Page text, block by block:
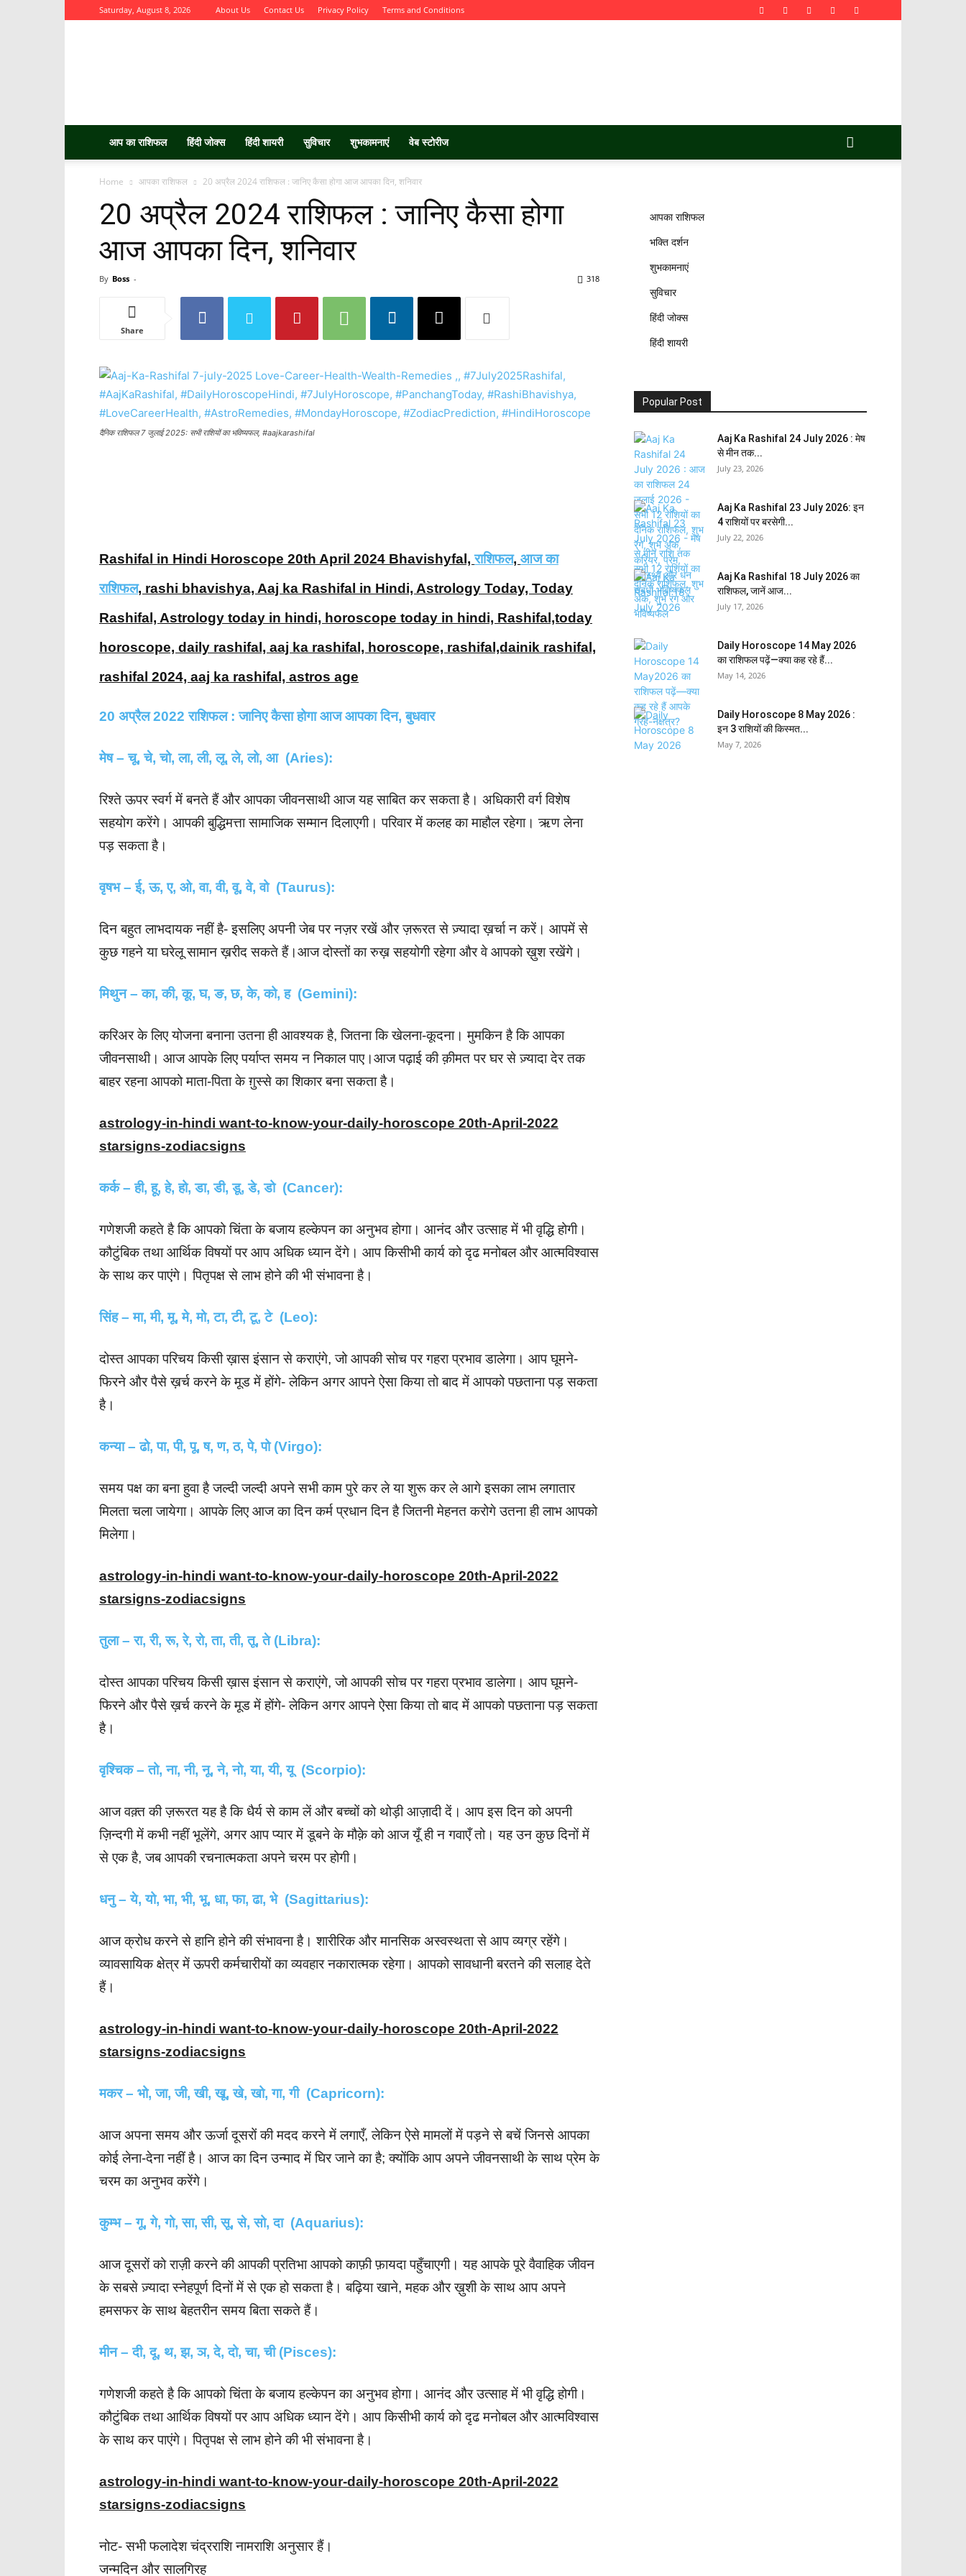
Saturday, August 8, 2026 About Us Contact Us Privacy Policy Terms and Conditions
आप का राशिफल हिंदी जोक्स हिंदी शायरी सुविचार शुभकामनाएं वेब स्टोरीज
Home आपका राशिफल 20 अप्रैल 2024 राशिफल : जानिए कैसा होगा आज आपका दिन, शनिवार
20 अप्रैल 2024 राशिफल : जानिए कैसा होगा
आज आपका दिन, शनिवार
By Boss - 318
Share
दैनिक राशिफल 7 जुलाई 2025: सभी राशियों का भविष्यफल, #aajkarashifal
Rashifal in Hindi Horoscope 20th April 2024 Bhavishyfal,राशिफल, आज का
राशिफल, rashi bhavishya, Aaj ka Rashifal in Hindi, Astrology Today, Today
Rashifal, Astrology today in hindi, horoscope today in hindi, Rashifal,today
horoscope, daily rashifal, aaj ka rashifal, horoscope, rashifal,dainik rashifal,
rashifal 2024, aaj ka rashifal, astros age
20 अप्रैल 2022 राशिफल : जानिए कैसा होगा आज आपका दिन, बुधवार
मेष – चू, चे, चो, ला, ली, लू, ले, लो, आ (Aries):
रिश्ते ऊपर स्वर्ग में बनते हैं और आपका जीवनसाथी आज यह साबित कर सकता है। अधिकारी वर्ग विशेष
सहयोग करेंगे। आपकी बुद्धिमत्ता सामाजिक सम्मान दिलाएगी। परिवार में कलह का माहौल रहेगा। ऋण लेना
पड़ सकता है।
वृषभ – ई, ऊ, ए, ओ, वा, वी, वू, वे, वो (Taurus):
दिन बहुत लाभदायक नहीं है- इसलिए अपनी जेब पर नज़र रखें और ज़रूरत से ज़्यादा ख़र्चा न करें। आपमें से
कुछ गहने या घरेलू सामान ख़रीद सकते हैं।आज दोस्तों का रुख़ सहयोगी रहेगा और वे आपको ख़ुश रखेंगे।
मिथुन – का, की, कू, घ, ङ, छ, के, को, ह (Gemini):
करिअर के लिए योजना बनाना उतना ही आवश्यक है, जितना कि खेलना-कूदना। मुमकिन है कि आपका
जीवनसाथी। आज आपके लिए पर्याप्त समय न निकाल पाए।आज पढ़ाई की क़ीमत पर घर से ज़्यादा देर तक
बाहर रहना आपको माता-पिता के ग़ुस्से का शिकार बना सकता है।
astrology-in-hindi want-to-know-your-daily-horoscope 20th-April-2022
starsigns-zodiacsigns
कर्क – ही, हू, हे, हो, डा, डी, डू, डे, डो (Cancer):
गणेशजी कहते है कि आपको चिंता के बजाय हल्केपन का अनुभव होगा। आनंद और उत्साह में भी वृद्धि होगी।
कौटुंबिक तथा आर्थिक विषयों पर आप अधिक ध्यान देंगे। आप किसीभी कार्य को दृढ मनोबल और आत्मविश्वास
के साथ कर पाएंगे। पितृपक्ष से लाभ होने की भी संभावना है।
सिंह – मा, मी, मू, मे, मो, टा, टी, टू, टे (Leo):
दोस्त आपका परिचय किसी ख़ास इंसान से कराएंगे, जो आपकी सोच पर गहरा प्रभाव डालेगा। आप घूमने-
फिरने और पैसे ख़र्च करने के मूड में होंगे- लेकिन अगर आपने ऐसा किया तो बाद में आपको पछताना पड़ सकता
है।
कन्या – ढो, पा, पी, पू, ष, ण, ठ, पे, पो (Virgo):
समय पक्ष का बना हुवा है जल्दी जल्दी अपने सभी काम पुरे कर ले या शुरू कर ले आगे इसका लाभ लगातार
मिलता चला जायेगा। आपके लिए आज का दिन कर्म प्रधान दिन है जितनी मेहनत करोगे उतना ही लाभ आपको
मिलेगा।
astrology-in-hindi want-to-know-your-daily-horoscope 20th-April-2022
starsigns-zodiacsigns
तुला – रा, री, रू, रे, रो, ता, ती, तू, ते (Libra):
दोस्त आपका परिचय किसी ख़ास इंसान से कराएंगे, जो आपकी सोच पर गहरा प्रभाव डालेगा। आप घूमने-
फिरने और पैसे ख़र्च करने के मूड में होंगे- लेकिन अगर आपने ऐसा किया तो बाद में आपको पछताना पड़ सकता
है।
वृश्चिक – तो, ना, नी, नू, ने, नो, या, यी, यू (Scorpio):
आज वक़्त की ज़रूरत यह है कि धैर्य से काम लें और बच्चों को थोड़ी आज़ादी दें। आप इस दिन को अपनी
ज़िन्दगी में कभी नहीं भूलेंगे, अगर आप प्यार में डूबने के मौक़े को आज यूँ ही न गवाएँ तो। यह उन कुछ दिनों में
से एक है, जब आपकी रचनात्मकता अपने चरम पर होगी।
धनु – ये, यो, भा, भी, भू, धा, फा, ढा, भे (Sagittarius):
आज क्रोध करने से हानि होने की संभावना है। शारीरिक और मानसिक अस्वस्थता से आप व्यग्र रहेंगे।
व्यावसायिक क्षेत्र में ऊपरी कर्मचारीयों का व्यवहार नकारात्मक रहेगा। आपको सावधानी बरतने की सलाह देते
हैं।
astrology-in-hindi want-to-know-your-daily-horoscope 20th-April-2022
starsigns-zodiacsigns
मकर – भो, जा, जी, खी, खू, खे, खो, गा, गी (Capricorn):
आज अपना समय और ऊर्जा दूसरों की मदद करने में लगाएँ, लेकिन ऐसे मामलों में पड़ने से बचें जिनसे आपका
कोई लेना-देना नहीं है। आज का दिन उन्माद में घिर जाने का है; क्योंकि आप अपने जीवनसाथी के साथ प्रेम के
चरम का अनुभव करेंगे।
कुम्भ – गू, गे, गो, सा, सी, सू, से, सो, दा (Aquarius):
आज दूसरों को राज़ी करने की आपकी प्रतिभा आपको काफ़ी फ़ायदा पहुँचाएगी। यह आपके पूरे वैवाहिक जीवन
के सबसे ज़्यादा स्नेहपूर्ण दिनों में से एक हो सकता है। बढ़िया खाने, महक और ख़ुशी के साथ आप अपने
हमसफर के साथ बेहतरीन समय बिता सकते हैं।
मीन – दी, दू, थ, झ, ञ, दे, दो, चा, ची (Pisces):
गणेशजी कहते है कि आपको चिंता के बजाय हल्केपन का अनुभव होगा। आनंद और उत्साह में भी वृद्धि होगी।
कौटुंबिक तथा आर्थिक विषयों पर आप अधिक ध्यान देंगे। आप किसीभी कार्य को दृढ मनोबल और आत्मविश्वास
के साथ कर पाएंगे। पितृपक्ष से लाभ होने की भी संभावना है।
astrology-in-hindi want-to-know-your-daily-horoscope 20th-April-2022
starsigns-zodiacsigns
नोट- सभी फलादेश चंद्रराशि नामराशि अनुसार हैं।
जन्मदिन और सालगिरह
आपका राशिफल
भक्ति दर्शन
शुभकामनाएं
सुविचार
हिंदी जोक्स
हिंदी शायरी
Popular Post
Aaj Ka Rashifal 24 July 2026 : मेष
से मीन तक...
July 23, 2026
Aaj Ka Rashifal 23 July 2026: इन
4 राशियों पर बरसेगी...
July 22, 2026
Aaj Ka Rashifal 18 July 2026 का
राशिफल, जानें आज...
July 17, 2026
Daily Horoscope 14 May 2026
का राशिफल पढ़ें—क्या कह रहे हैं...
May 14, 2026
Daily Horoscope 8 May 2026 :
इन 3 राशियों की किस्मत...
May 7, 2026